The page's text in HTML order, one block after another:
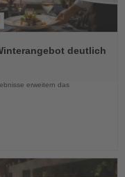
deutlich
erweitern das